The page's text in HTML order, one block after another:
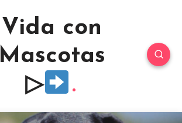
Vida con
Mascotas
▷